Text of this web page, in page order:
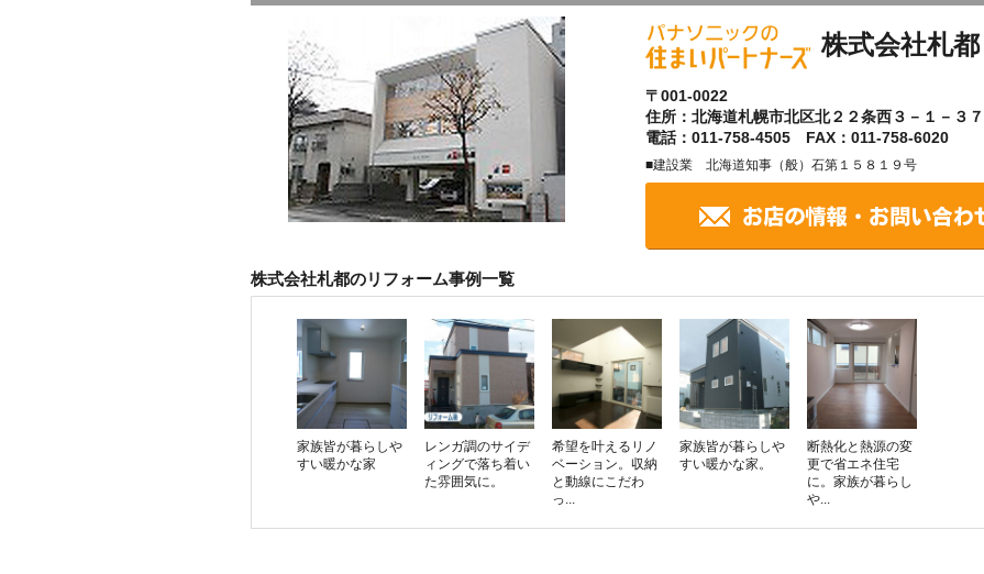
株式会社札都
〒001-0022
住所：北海道札幌市北区北２２条西３－１－３７
電話：011-758-4505 FAX：011-758-6020
■建設業 北海道知事（般）石第１５８１９号
株式会社札都のリフォーム事例一覧
家族皆が暮らしや
すい暖かな家
レンガ調のサイデ
ィングで落ち着い
た雰囲気に。
希望を叶えるリノ
ベーション。収納
と動線にこだわ
っ...
家族皆が暮らしや
すい暖かな家。
断熱化と熱源の変
更で省エネ住宅
に。家族が暮らし
や...